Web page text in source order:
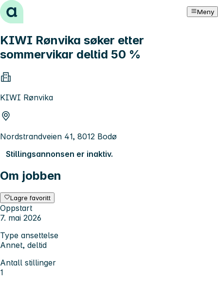
Hopp til innhold Meny
KIWI Rønvika søker etter
sommervikar deltid 50 %
KIWI Rønvika
Nordstrandveien 41, 8012 Bodø
Stillingsannonsen er inaktiv.
Om jobben
Lagre favoritt
Oppstart
7. mai 2026
Type ansettelse
Annet, deltid
Antall stillinger
1